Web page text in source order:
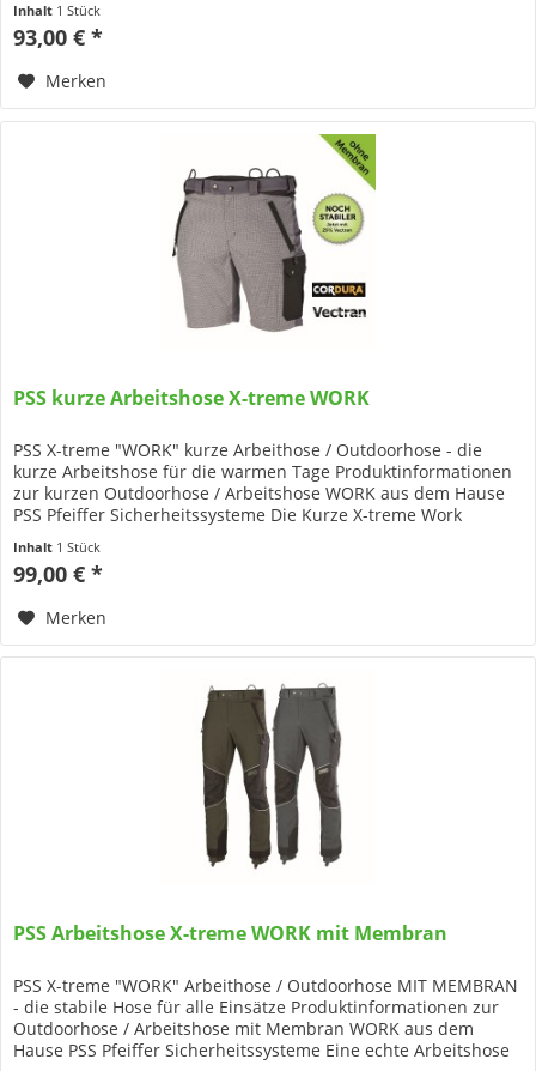
Inhalt 1 Stück
93,00 € *
Merken
PSS kurze Arbeitshose X-treme WORK
PSS X-treme "WORK" kurze Arbeithose / Outdoorhose - die
kurze Arbeitshose für die warmen Tage Produktinformationen
zur kurzen Outdoorhose / Arbeitshose WORK aus dem Hause
PSS Pfeiffer Sicherheitssysteme Die Kurze X-treme Work
Inhalt 1 Stück
99,00 € *
Merken
PSS Arbeitshose X-treme WORK mit Membran
PSS X-treme "WORK" Arbeithose / Outdoorhose MIT MEMBRAN
- die stabile Hose für alle Einsätze Produktinformationen zur
Outdoorhose / Arbeitshose mit Membran WORK aus dem
Hause PSS Pfeiffer Sicherheitssysteme Eine echte Arbeitshose